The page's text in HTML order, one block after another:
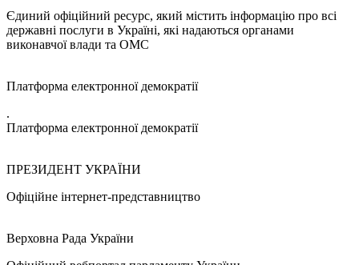
Єдиний офіційний ресурс, який містить інформацію про всі
державні послуги в Україні, які надаються органами
виконавчої влади та ОМС
Платформа електронної демократії
.
Платформа електронної демократії
ПРЕЗИДЕНТ УКРАЇНИ
Офіційне інтернет-представництво
Верховна Рада України